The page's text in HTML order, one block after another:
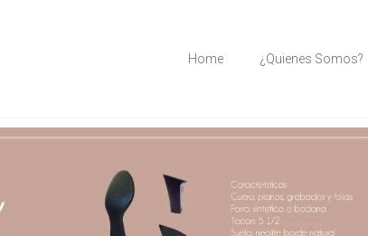
Home ¿Quienes Somos?